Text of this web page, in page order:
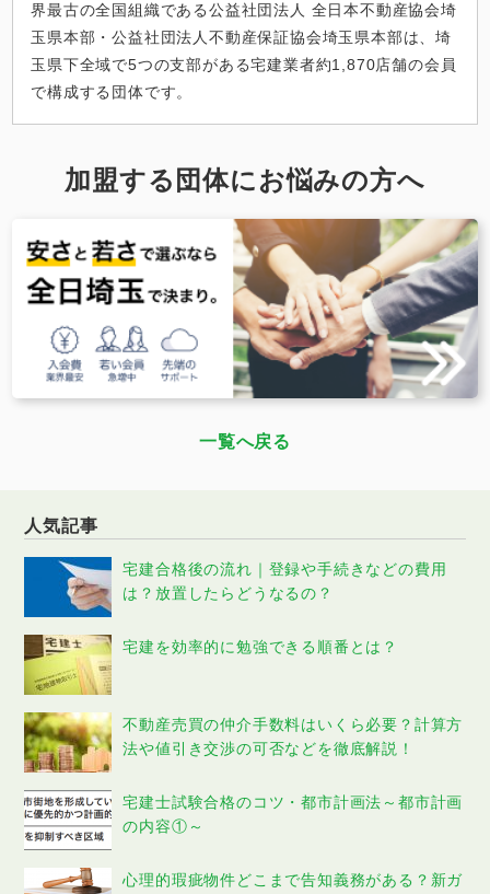
界最古の全国組織である公益社団法人 全日本不動産協会埼
玉県本部・公益社団法人不動産保証協会埼玉県本部は、埼
玉県下全域で5つの支部がある宅建業者約1,870店舗の会員
で構成する団体です。
加盟する団体にお悩みの方へ
一覧へ戻る
人気記事
宅建合格後の流れ｜登録や手続きなどの費用
は？放置したらどうなるの？
宅建を効率的に勉強できる順番とは？
不動産売買の仲介手数料はいくら必要？計算方
法や値引き交渉の可否などを徹底解説！
宅建士試験合格のコツ・都市計画法～都市計画
の内容①～
心理的瑕疵物件どこまで告知義務がある？新ガ